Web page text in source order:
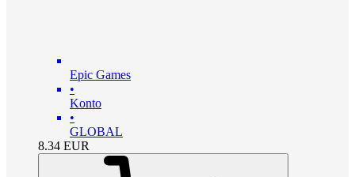
Epic Games
•
Konto
•
GLOBAL
8.34 EUR